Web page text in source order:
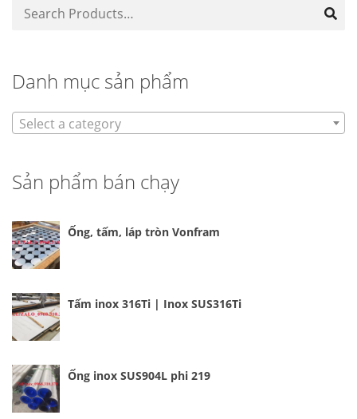
Danh mục sản phẩm
Select a category
Sản phẩm bán chạy
Ống, tấm, láp tròn Vonfram
Tấm inox 316Ti | Inox SUS316Ti
Ống inox SUS904L phi 219